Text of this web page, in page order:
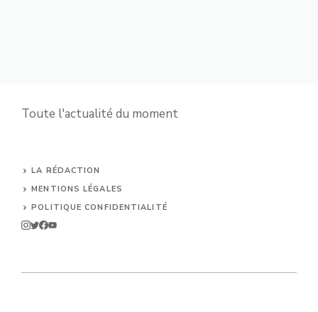
Toute l'actualité du moment
LA RÉDACTION
MENTIONS LÉGALES
POLITIQUE CONFIDENTIALITÉ